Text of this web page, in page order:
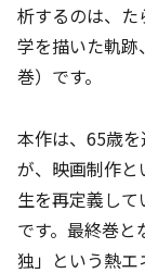
析するのは、
学を描いた軌
巻）です。
本作は、65歳
が、映画制作
生を再定義し
です。最終巻
独」という熱